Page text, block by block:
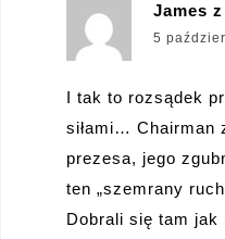
James z
5
I tak to rozsądek
siłami… Chairman
prezesa, jego
ten „szemrany
Dobrali się tam jak